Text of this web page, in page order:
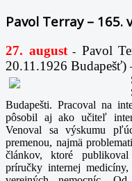
Pavol Terray – 165.
27. august- Pavol
20.11.1926 Budapešť)
Budapešti. Pracoval na
pôsobil aj ako učiteľ
Venoval sa výskumu
premenou, najmä
článkov, ktoré
príručky internej